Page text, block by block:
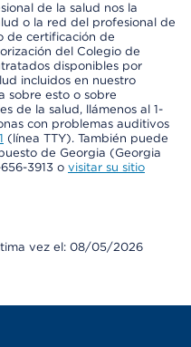
de la salud nos la
o la red del profesional de
de certificación de
del Colegio de
disponibles por
incluidos en nuestro
sobre esto o sobre
de la salud, llámenos al 1-
con problemas auditivos
(línea TTY). También puede
de Georgia (Georgia
3913 o visitar su sitio
vez el: 08/05/2026